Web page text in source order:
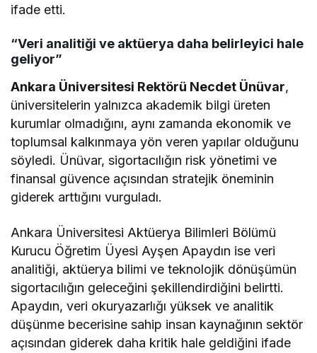
ifade etti.
“Veri analitiği ve aktüerya daha belirleyici hale
geliyor”
Ankara Üniversitesi Rektörü Necdet Ünüvar,
üniversitelerin yalnızca akademik bilgi üreten
kurumlar olmadığını, aynı zamanda ekonomik ve
toplumsal kalkınmaya yön veren yapılar olduğunu
söyledi. Ünüvar, sigortacılığın risk yönetimi ve
finansal güvence açısından stratejik öneminin
giderek arttığını vurguladı.
Ankara Üniversitesi Aktüerya Bilimleri Bölümü
Kurucu Öğretim Üyesi Ayşen Apaydın ise veri
analitiği, aktüerya bilimi ve teknolojik dönüşümün
sigortacılığın geleceğini şekillendirdiğini belirtti.
Apaydın, veri okuryazarlığı yüksek ve analitik
düşünme becerisine sahip insan kaynağının sektör
açısından giderek daha kritik hale geldiğini ifade